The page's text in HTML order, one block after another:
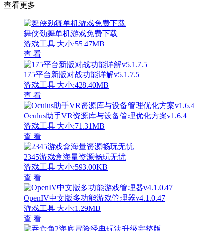
查看更多
舞侠劲舞单机游戏免费下载
游戏工具 大小:55.47MB
查 看
175平台新版对战功能详解v5.1.7.5
游戏工具 大小:428.40MB
查 看
Oculus助手VR资源库与设备管理优化方案v1.6.4
游戏工具 大小:71.31MB
查 看
2345游戏盒海量资源畅玩无忧
游戏工具 大小:593.00KB
查 看
OpenIV中文版多功能游戏管理器v4.1.0.47
游戏工具 大小:1.29MB
查 看